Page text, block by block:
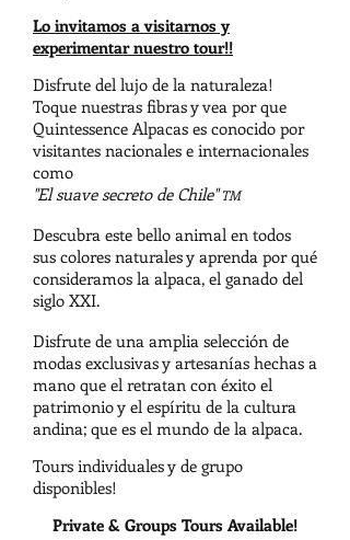
Lo invitamos a visitarnos y
experimentar nuestro tour!!
Disfrute del lujo de la naturaleza!
Toque nuestras fibras y vea por que
Quintessence Alpacas es conocido por
visitantes nacionales e internacionales
como
"El suave secreto de Chile"TM
Descubra este bello animal en todos
sus colores naturales y aprenda por qué
consideramos la alpaca, el ganado del
siglo XXI.
Disfrute de una amplia selección de
modas exclusivas y artesanías hechas a
mano que el retratan con éxito el
patrimonio y el espíritu de la cultura
andina; que es el mundo de la alpaca.
Tours individuales y de grupo
disponibles!
Private & Groups Tours Available!